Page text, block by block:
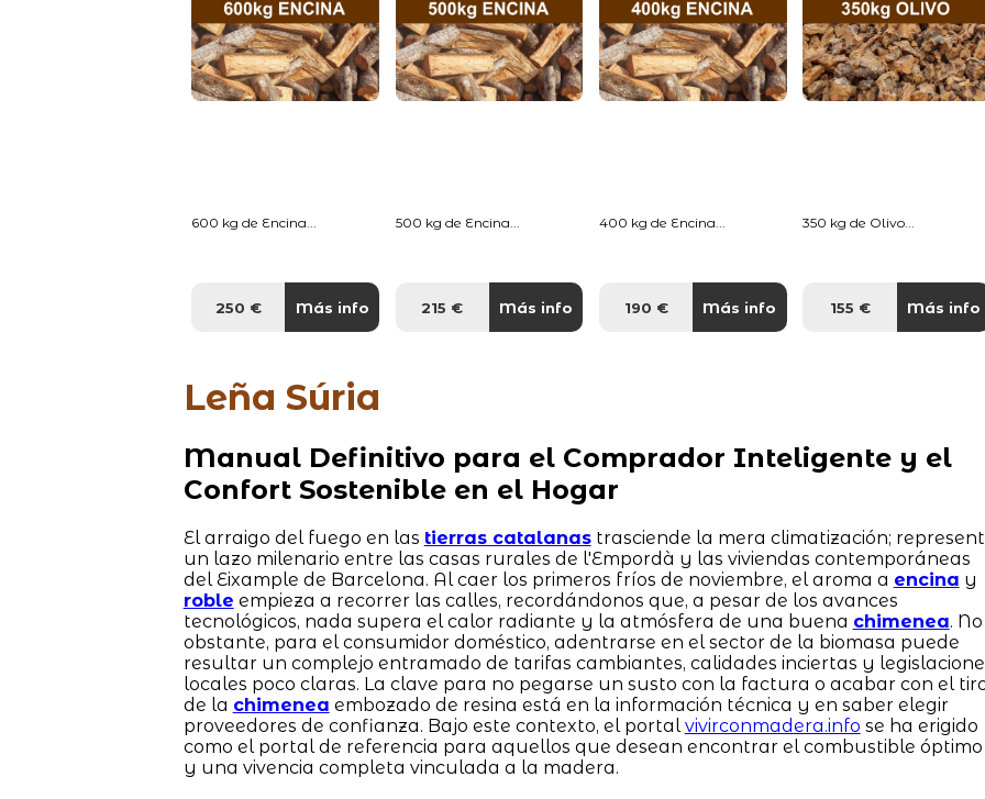
600 kg de Encina...
250 € Más info
500 kg de Encina...
215 € Más info
400 kg de Encina...
190 € Más info
350 kg de Olivo...
155 € Más info
Leña Súria
Manual Definitivo para el Comprador Inteligente y el
Confort Sostenible en el Hogar
El arraigo del fuego en las tierras catalanastrasciende la mera climatización;
un lazo milenario entre las casas rurales de l'Empordà y las viviendas contemporáneas
del Eixample de Barcelona. Al caer los primeros fríos de noviembre, el aroma a encina y
roble empieza a recorrer las calles, recordándonos que, a pesar de los avances
tecnológicos, nada supera el calor radiante y la atmósfera de una buena chimenea. No
obstante, para el consumidor doméstico, adentrarse en el sector de la biomasa puede
resultar un complejo entramado de tarifas cambiantes, calidades inciertas y
locales poco claras. La clave para no pegarse un susto con la factura o acabar con el
de la chimenea embozado de resina está en la información técnica y en saber elegir
proveedores de confianza. Bajo este contexto, el portalvivirconmadera.info se ha erigido
como el portal de referencia para aquellos que desean encontrar el combustible óptimo
y una vivencia completa vinculada a la madera.